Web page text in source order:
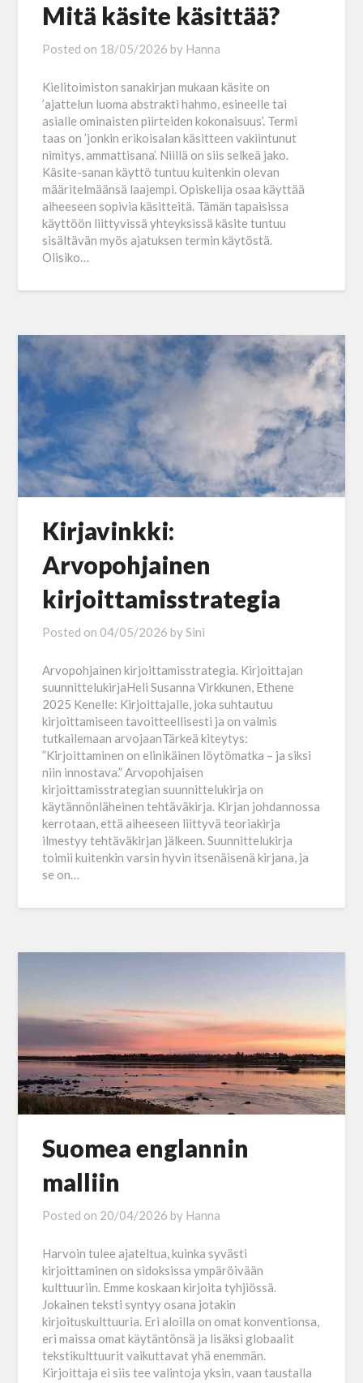
Mitä käsite käsittää?
Posted on 18/05/2026 by Hanna
Kielitoimiston sanakirjan mukaan käsite on
’ajattelun luoma abstrakti hahmo, esineelle tai
asialle ominaisten piirteiden kokonaisuus’. Termi
taas on ’jonkin erikoisalan käsitteen vakiintunut
nimitys, ammattisana’. Niillä on siis selkeä jako.
Käsite-sanan käyttö tuntuu kuitenkin olevan
määritelmäänsä laajempi. Opiskelija osaa käyttää
aiheeseen sopivia käsitteitä. Tämän tapaisissa
käyttöön liittyvissä yhteyksissä käsite tuntuu
sisältävän myös ajatuksen termin käytöstä.
Olisiko…
Kirjavinkki:
Arvopohjainen
kirjoittamisstrategia
Posted on 04/05/2026 bySini
Arvopohjainen kirjoittamisstrategia. Kirjoittajan
suunnittelukirjaHeli Susanna Virkkunen, Ethene
2025 Kenelle: Kirjoittajalle, joka suhtautuu
kirjoittamiseen tavoitteellisesti ja on valmis
tutkailemaan arvojaanTärkeä kiteytys:
”Kirjoittaminen on elinikäinen löytömatka – ja siksi
niin innostava.” Arvopohjaisen
kirjoittamisstrategian suunnittelukirja on
käytännönläheinen tehtäväkirja. Kirjan johdannossa
kerrotaan, että aiheeseen liittyvä teoriakirja
ilmestyy tehtäväkirjan jälkeen. Suunnittelukirja
toimii kuitenkin varsin hyvin itsenäisenä kirjana, ja
se on…
Suomea englannin
malliin
Posted on 20/04/2026 by Hanna
Harvoin tulee ajateltua, kuinka syvästi
kirjoittaminen on sidoksissa ympäröivään
kulttuuriin. Emme koskaan kirjoita tyhjiössä.
Jokainen teksti syntyy osana jotakin
kirjoituskulttuuria. Eri aloilla on omat konventionsa,
eri maissa omat käytäntönsä ja lisäksi globaalit
tekstikulttuurit vaikuttavat yhä enemmän.
Kirjoittaja ei siis tee valintoja yksin, vaan taustalla